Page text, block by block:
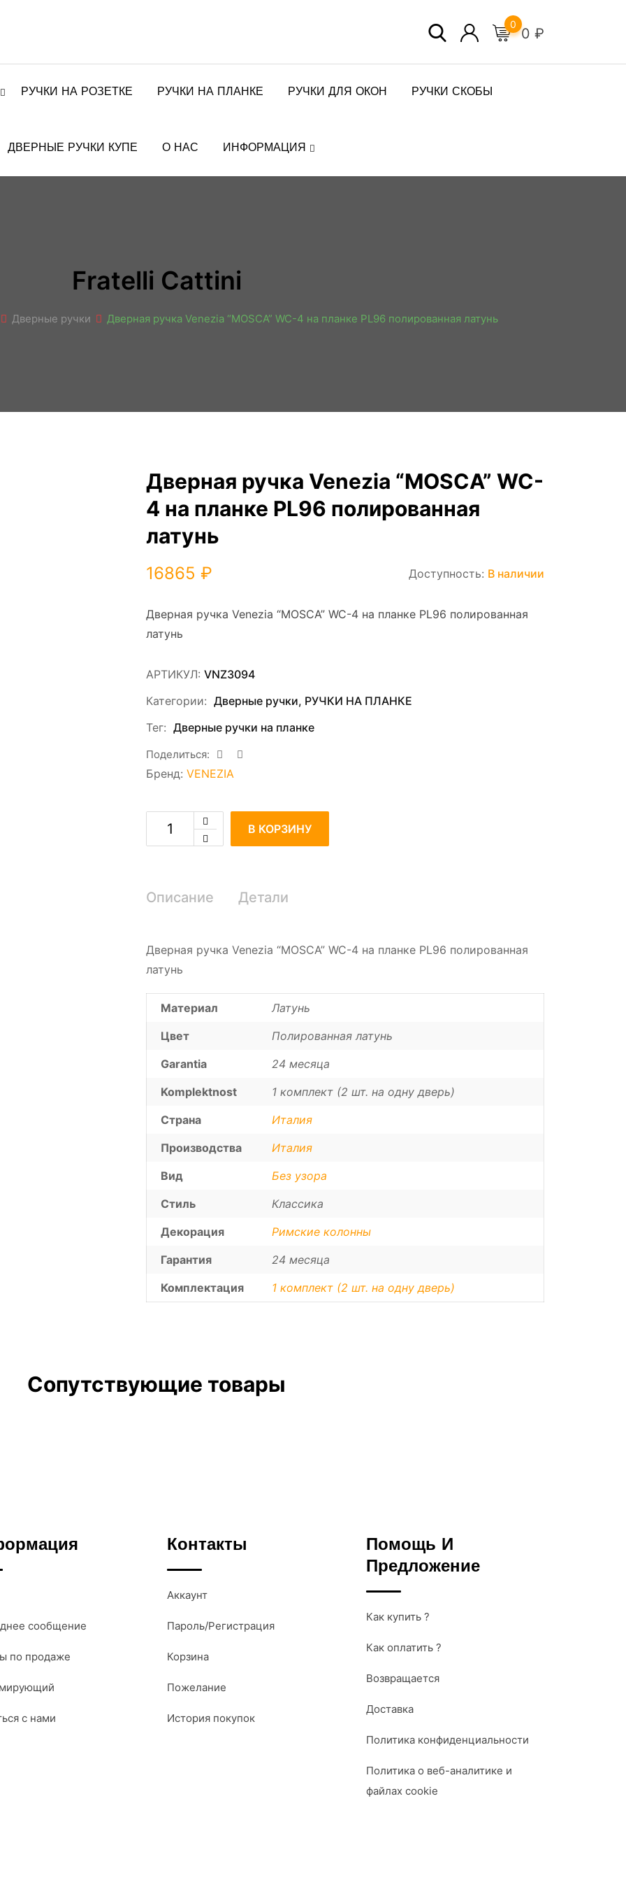
0 ₽
0
РУЧКИ НА РОЗЕТКЕ РУЧКИ НА ПЛАНКЕ РУЧКИ ДЛЯ ОКОН РУЧКИ СКОБЫ
ДВЕРНЫЕ РУЧКИ КУПЕ О НАС ИНФОРМАЦИЯ
Fratelli Cattini
Дверные ручки Дверная ручка Venezia “MOSCA” WC-4 на планке PL96 полированная латунь
Дверная ручка Venezia “MOSCA” WC-
4 на планке PL96 полированная
латунь
16865 ₽ Доступность: В наличии
Дверная ручка Venezia “MOSCA” WC-4 на планке PL96 полированная
латунь
АРТИКУЛ: VNZ3094
Категории: Дверные ручки, РУЧКИ НА ПЛАНКЕ
Тег: Дверные ручки на планке
Поделиться:
Бренд: VENEZIA
В КОРЗИНУ
Описание Детали
Дверная ручка Venezia “MOSCA” WC-4 на планке PL96 полированная
латунь
Материал
Латунь
Цвет
Полированная латунь
Garantia
24 месяца
Komplektnost
1 комплект (2 шт. на одну дверь)
Страна
Италия
Производства
Италия
Вид
Без узора
Стиль
Классика
Декорация
Римские колонны
Гарантия
24 месяца
Комплектация
1 комплект (2 шт. на одну дверь)
Сопутствующие товары
сообщение
по продаже
с нами
Контакты
Аккаунт
Пароль/Регистрация
Корзина
Пожелание
История покупок
Помощь И
Предложение
Как купить ?
Как оплатить ?
Возвращается
Доставка
Политика конфиденциальности
Политика о веб-аналитике и
файлах cookie